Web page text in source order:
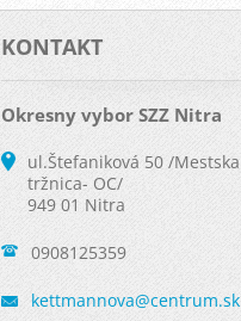
KONTAKT
Okresny vybor SZZ Nitra
ul.Štefaniková 50 /Mestska
tržnica- OC/
949 01 Nitra
0908125359
kettmannova@centrum.sk